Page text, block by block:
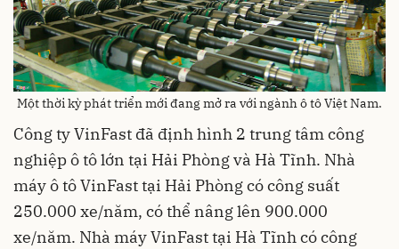
Một thời kỳ phát triển mới đang mở ra với ngành ô tô Việt Nam.
Công ty VinFast đã định hình 2 trung tâm công
nghiệp ô tô lớn tại Hải Phòng và Hà Tĩnh. Nhà
máy ô tô VinFast tại Hải Phòng có công suất
250.000 xe/năm, có thể nâng lên 900.000
xe/năm. Nhà máy VinFast tại Hà Tĩnh có công